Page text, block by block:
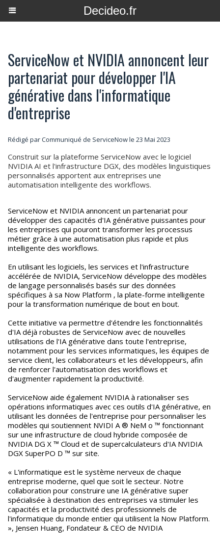
Decideo.fr
ServiceNow et NVIDIA annoncent leur
partenariat pour développer l'IA
générative dans l'informatique
d'entreprise
Rédigé par Communiqué de ServiceNow le 23 Mai 2023
Construit sur la plateforme ServiceNow avec le logiciel
NVIDIA AI et l'infrastructure DGX, des modèles linguistiques
personnalisés apportent aux entreprises une
automatisation intelligente des workflows.
ServiceNow et NVIDIA annoncent un partenariat pour
développer des capacités d'IA générative puissantes pour
les entreprises qui pouront transformer les processus
métier grâce à une automatisation plus rapide et plus
intelligente des workflows.
En utilisant les logiciels, les services et l'infrastructure
accélérée de NVIDIA, ServiceNow développe des modèles
de langage personnalisés basés sur des données
spécifiques à sa Now Platform , la plate-forme intelligente
pour la transformation numérique de bout en bout.
Cette initiative va permettre d'étendre les fonctionnalités
d'IA déjà robustes de ServiceNow avec de nouvelles
utilisations de l'IA générative dans toute l'entreprise,
notamment pour les services informatiques, les équipes de
service client, les collaborateurs et les développeurs, afin
de renforcer l'automatisation des workflows et
d'augmenter rapidement la productivité.
ServiceNow aide également NVIDIA à rationaliser ses
opérations informatiques avec ces outils d'IA générative, en
utilisant les données de l'entreprise pour personnaliser les
modèles qui soutiennent NVIDI A ® NeM o ™ fonctionnant
sur une infrastructure de cloud hybride composée de
NVIDIA DG X ™ Cloud et de supercalculateurs d'IA NVIDIA
DGX SuperPO D ™ sur site.
« L'informatique est le système nerveux de chaque
entreprise moderne, quel que soit le secteur. Notre
collaboration pour construire une IA générative super
spécialisée à destination des entreprises va stimuler les
capacités et la productivité des professionnels de
l'informatique du monde entier qui utilisent la Now Platform.
», Jensen Huang, Fondateur & CEO de NVIDIA